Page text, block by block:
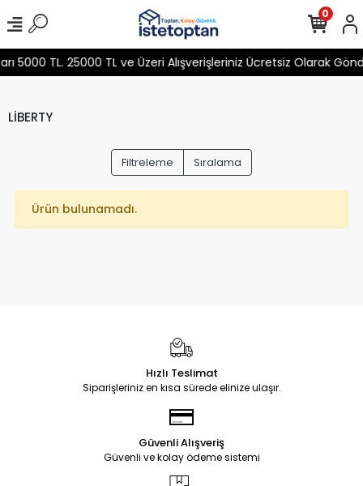
5000 TL. 25000 TL ve Üzeri Alışverişleriniz Ücretsiz Olarak
0
LİBERTY
Filtreleme Sıralama
Ürün bulunamadı.
Hızlı Teslimat
Siparişleriniz en kısa sürede elinize ulaşır.
Güvenli Alışveriş
Güvenli ve kolay ödeme sistemi